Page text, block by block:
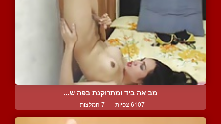
מביאה ביד ומתרוקנת בפה ש...
6107 צפיות | 7 המלצות